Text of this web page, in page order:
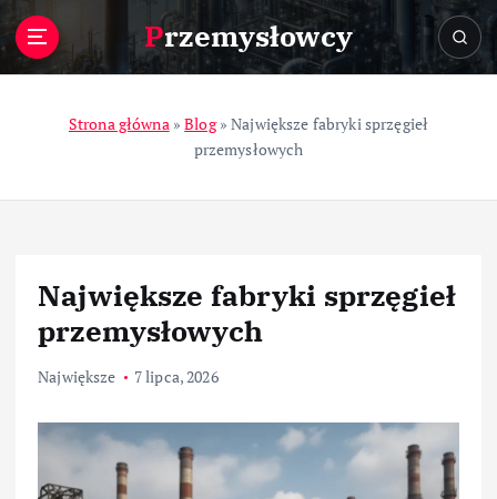
Przemysłowcy
Strona główna»Blog»Największe fabryki sprzęgieł
przemysłowych
Największe fabryki sprzęgieł
przemysłowych
Największe 7 lipca, 2026